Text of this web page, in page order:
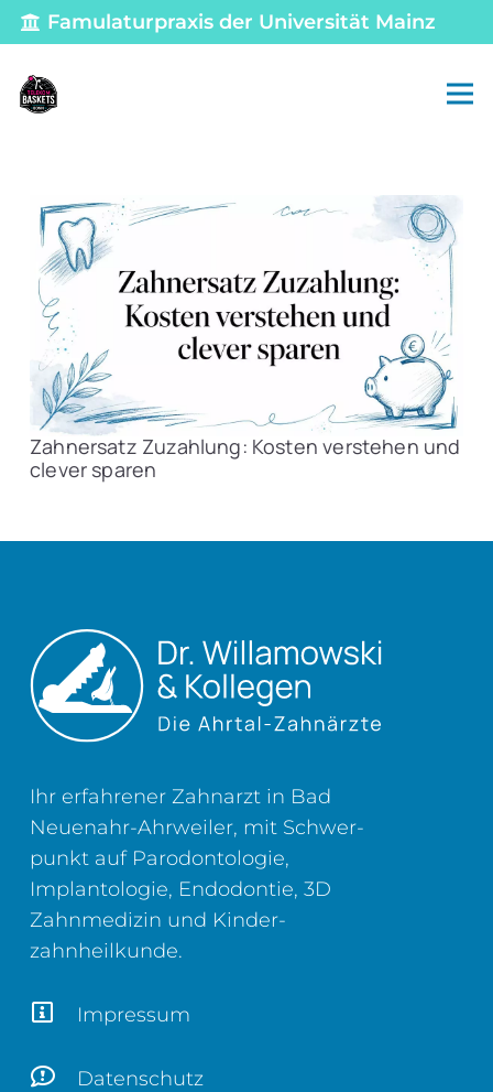
Famulaturpraxis der Universität Mainz
Zahnersatz Zuzahlung: Kosten verstehen und
clever sparen
Ihr erfahrener Zahnarzt in Bad
Neuenahr-Ahrweiler, mit Schwer­
punkt auf Parodontologie,
Implantologie, Endodontie, 3D
Zahn­medizin und Kinder­
zahnheilkunde.
Impressum
Datenschutz